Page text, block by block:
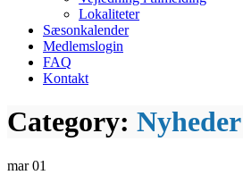
Lokaliteter
Sæsonkalender
Medlemslogin
FAQ
Kontakt
Category: Nyheder
mar 01